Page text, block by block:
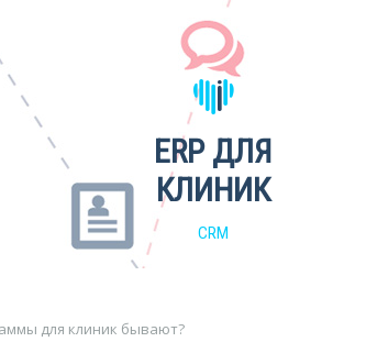
ERP ДЛЯ
КЛИНИК
CRM
для клиник бывают?